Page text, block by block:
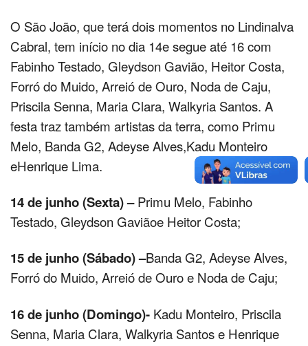
O São João, que terá dois momentos no Lindinalva
Cabral, tem início no dia 14e segue até 16 com
Fabinho Testado, Gleydson Gavião, Heitor Costa,
Forró do Muido, Arreió de Ouro, Noda de Caju,
Priscila Senna, Maria Clara, Walkyria Santos. A
festa traz também artistas da terra, como Primu
Melo, Banda G2, Adeyse Alves,Kadu Monteiro
eHenrique Lima.
14 de junho (Sexta) –Primu Melo, Fabinho
Testado, Gleydson Gaviãoe Heitor Costa;
15 de junho (Sábado) –Banda G2, Adeyse Alves,
Forró do Muido, Arreió de Ouro e Noda de Caju;
16 de junho (Domingo)- Kadu Monteiro, Priscila
Senna, Maria Clara, Walkyria Santos e Henrique